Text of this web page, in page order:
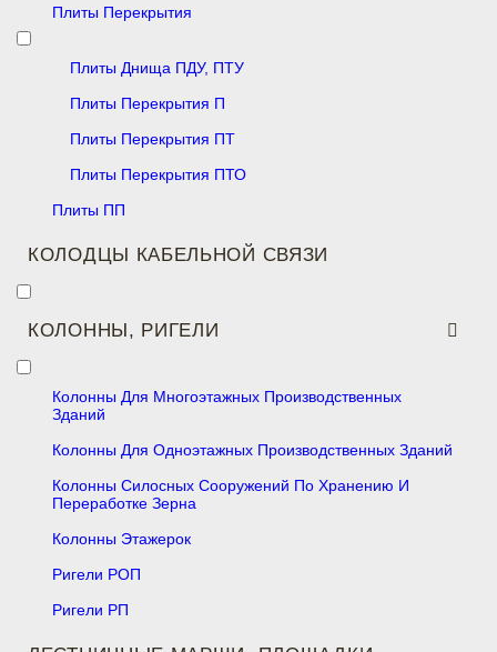
Плиты Перекрытия
Плиты Днища ПДУ, ПТУ
Плиты Перекрытия П
Плиты Перекрытия ПТ
Плиты Перекрытия ПТО
Плиты ПП
КОЛОДЦЫ КАБЕЛЬНОЙ СВЯЗИ
КОЛОННЫ, РИГЕЛИ
Колонны Для Многоэтажных Производственных
Зданий
Колонны Для Одноэтажных Производственных Зданий
Колонны Силосных Сооружений По Хранению И
Переработке Зерна
Колонны Этажерок
Ригели РОП
Ригели РП